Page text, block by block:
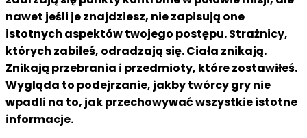
nawet jeśli je znajdziesz, nie zapisują one
istotnych aspektów twojego postępu. Strażnicy,
których zabiłeś, odradzają się. Ciała znikają.
Znikają przebrania i przedmioty, które zostawiłeś.
Wygląda to podejrzanie, jakby twórcy gry nie
wpadli na to, jak przechowywać wszystkie istotne
informacje.